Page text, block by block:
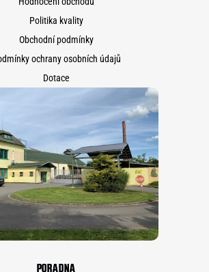
Politika kvality
Obchodní podmínky
ochrany osobních údajů
Dotace
PORADNA